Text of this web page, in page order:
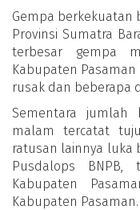
Gempa berkekuatan
Provinsi Sumatra
terbesar gempa
Kabupaten
rusak dan beberapa
Sementara jumlah
malam tercatat
ratusan lainnya luka
Pusdalops
Kabupaten
Kabupaten Pasaman.